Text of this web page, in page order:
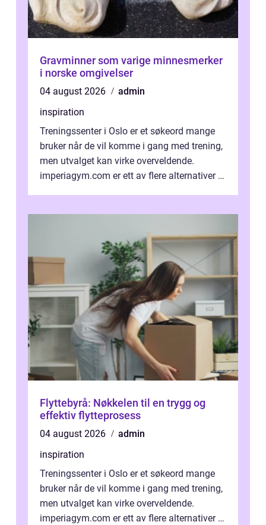
Gravminner som varige minnesmerker
i norske omgivelser
04 august 2026
admin
inspiration
Treningssenter i Oslo er et søkeord mange
bruker når de vil komme i gang med trening,
men utvalget kan virke overveldende.
imperiagym.com er ett av flere alternativer i
Flyttebyrå: Nøkkelen til en trygg og
effektiv flytteprosess
04 august 2026
admin
inspiration
Treningssenter i Oslo er et søkeord mange
bruker når de vil komme i gang med trening,
men utvalget kan virke overveldende.
imperiagym.com er ett av flere alternativer i